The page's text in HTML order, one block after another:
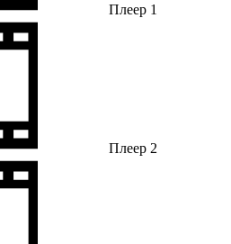
Плеер 1
Плеер 2